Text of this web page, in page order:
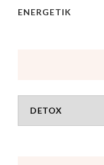
ENERGETIK